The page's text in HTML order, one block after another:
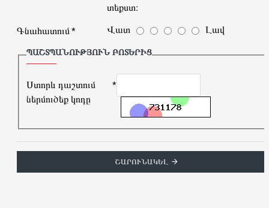
տեքստ։
Գնահատում Վատ Լավ
ՊԱՇՏՊԱՆՈՒԹՅՈՒՆ ԲՈՏԵՐԻՑ
Ստորև դաշտում
ներմուծեք կոդը
ՇԱՐՈՒՆԱԿԵԼ